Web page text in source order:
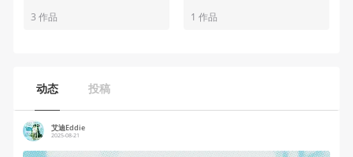
3 作品 1 作品
动态 投稿
艾迪Eddie
2025-08-21